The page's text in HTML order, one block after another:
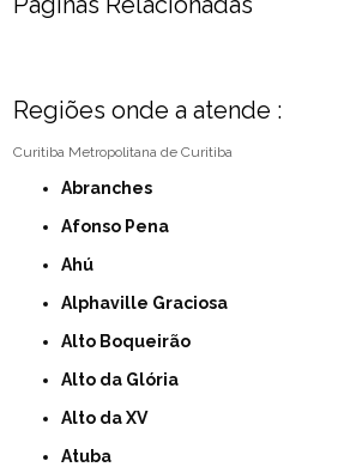
Regiões onde a atende :
Curitiba Metropolitana de Curitiba
Abranches
Afonso Pena
Ahú
Alphaville Graciosa
Alto Boqueirão
Alto da Glória
Alto da XV
Atuba